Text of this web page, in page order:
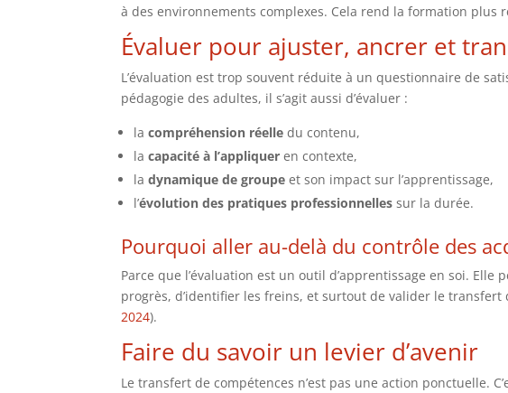
à des environnements complexes. Cela rend la formation plus
Évaluer pour ajuster, ancrer et
L’évaluation est trop souvent réduite à un questionnaire de
pédagogie des adultes, il s’agit aussi d’évaluer :
lacompréhension réelle du contenu,
lacapacité à l’appliquer en contexte,
ladynamique de groupe et son impact sur l’apprentissage,
l’évolution des pratiques professionnelles sur la durée.
Pourquoi aller au-delà du contrôle des
Parce que l’évaluation est un outil d’apprentissage en soi.
progrès, d’identifier les freins, et surtout de valider le transfert
2024).
Faire du savoir un levier d’avenir
Le transfert de compétences n’est pas une action ponctuelle.